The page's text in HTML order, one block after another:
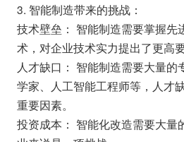
3. 智能制造带来的挑战：
技术壁垒： 智能制造需要掌握先
术，对企业技术实力提出了更高要
人才缺口： 智能制造需要大量
学家、人工智能工程师等，人才
重要因素。
投资成本： 智能化改造需要大量